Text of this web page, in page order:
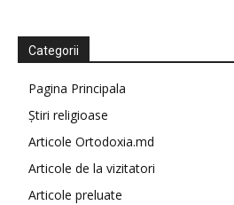
Categorii
Pagina Principala
Știri religioase
Articole Ortodoxia.md
Articole de la vizitatori
Articole preluate